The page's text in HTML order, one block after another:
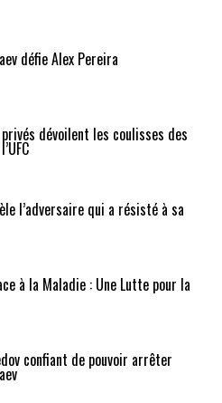
défie Alex Pereira
dévoilent les coulisses des
l’adversaire qui a résisté à sa
à la Maladie : Une Lutte pour la
confiant de pouvoir arrêter